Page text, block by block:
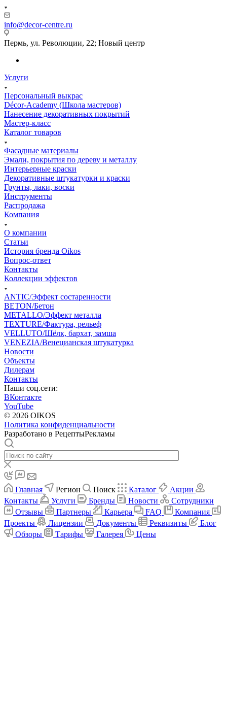
info@decor-centre.ru
Пермь, ул. Революции, 22; Новый центр
Услуги
Персональный выкрас
Décor-Academy (Школа мастеров)
Нанесение декоративных покрытий
Мастер-класс
Каталог товаров
Фасадные материалы
Эмали, покрытия по дереву и металлу
Интерьерные краски
Декоративные штукатурки и краски
Грунты, лаки, воски
Инструменты
Распродажа
Компания
О компании
Статьи
История бренда Oikos
Вопрос-ответ
Контакты
Коллекции эффектов
ANTIC/Эффект состаренности
BETON/Бетон
METALLO/Эффект металла
TEXTURE/Фактура, рельеф
VELLUTO/Шёлк, бархат, замша
VENEZIA/Венецианская штукатурка
Новости
Объекты
Дилерам
Контакты
Наши соц.сети:
ВКонтакте
YouTube
© 2026 OIKOS
Политика конфиденциальности
Разработано в РецептыРекламы
Главная Регион Поиск Каталог
Акции
Контакты
Услуги Бренды Новости
Сотрудники
Отзывы
Партнеры Карьера FAQ
Компания
Проекты
Лицензии Документы Реквизиты
Блог
Обзоры
Тарифы Галерея Цены